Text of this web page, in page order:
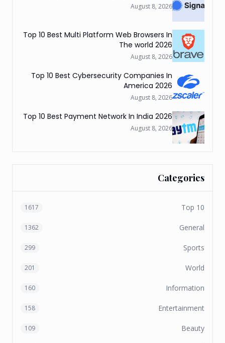
August 8, 2026
Top 10 Best Multi Platform Web Browsers In
The world 2026
August 8, 2026
Top 10 Best Cybersecurity Companies In
America 2026
August 8, 2026
Top 10 Best Payment Network In India 2026
August 8, 2026
Categories
Top 10
1617
General
1362
Sports
299
World
201
Information
160
Entertainment
158
Beauty
109